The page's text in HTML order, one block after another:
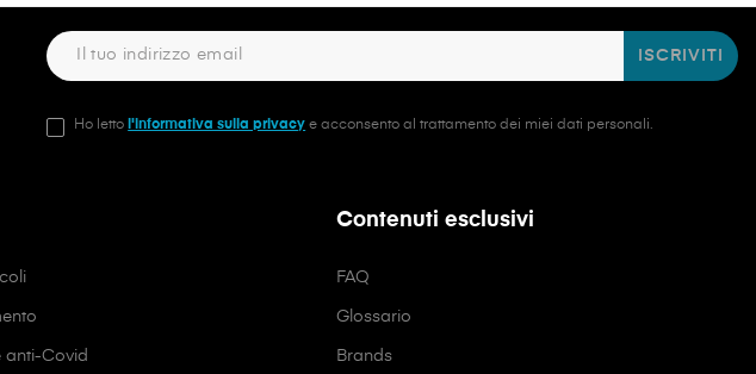
ISCRIVITI
Ho letto l'informativa sulla privacy e acconsento al trattamento dei miei dati personali.
anti-Covid
Contenuti esclusivi
FAQ
Glossario
Brands